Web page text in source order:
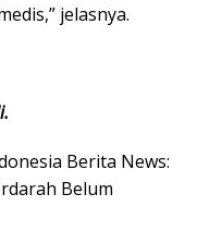
jelasnya.
Berita News:
Belum